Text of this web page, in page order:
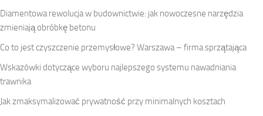
Diamentowa rewolucja w budownictwie: jak nowoczesne narzędzia
zmieniają obróbkę betonu
Co to jest czyszczenie przemysłowe? Warszawa – firma sprzątająca
Wskazówki dotyczące wyboru najlepszego systemu nawadniania
trawnika
Jak zmaksymalizować prywatność przy minimalnych kosztach